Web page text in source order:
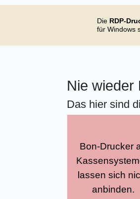
Die RDP-
für Windows
Nie wieder
Das hier sind
Bon-Drucker
lassen sich
anbinden.
Bon-Drucker